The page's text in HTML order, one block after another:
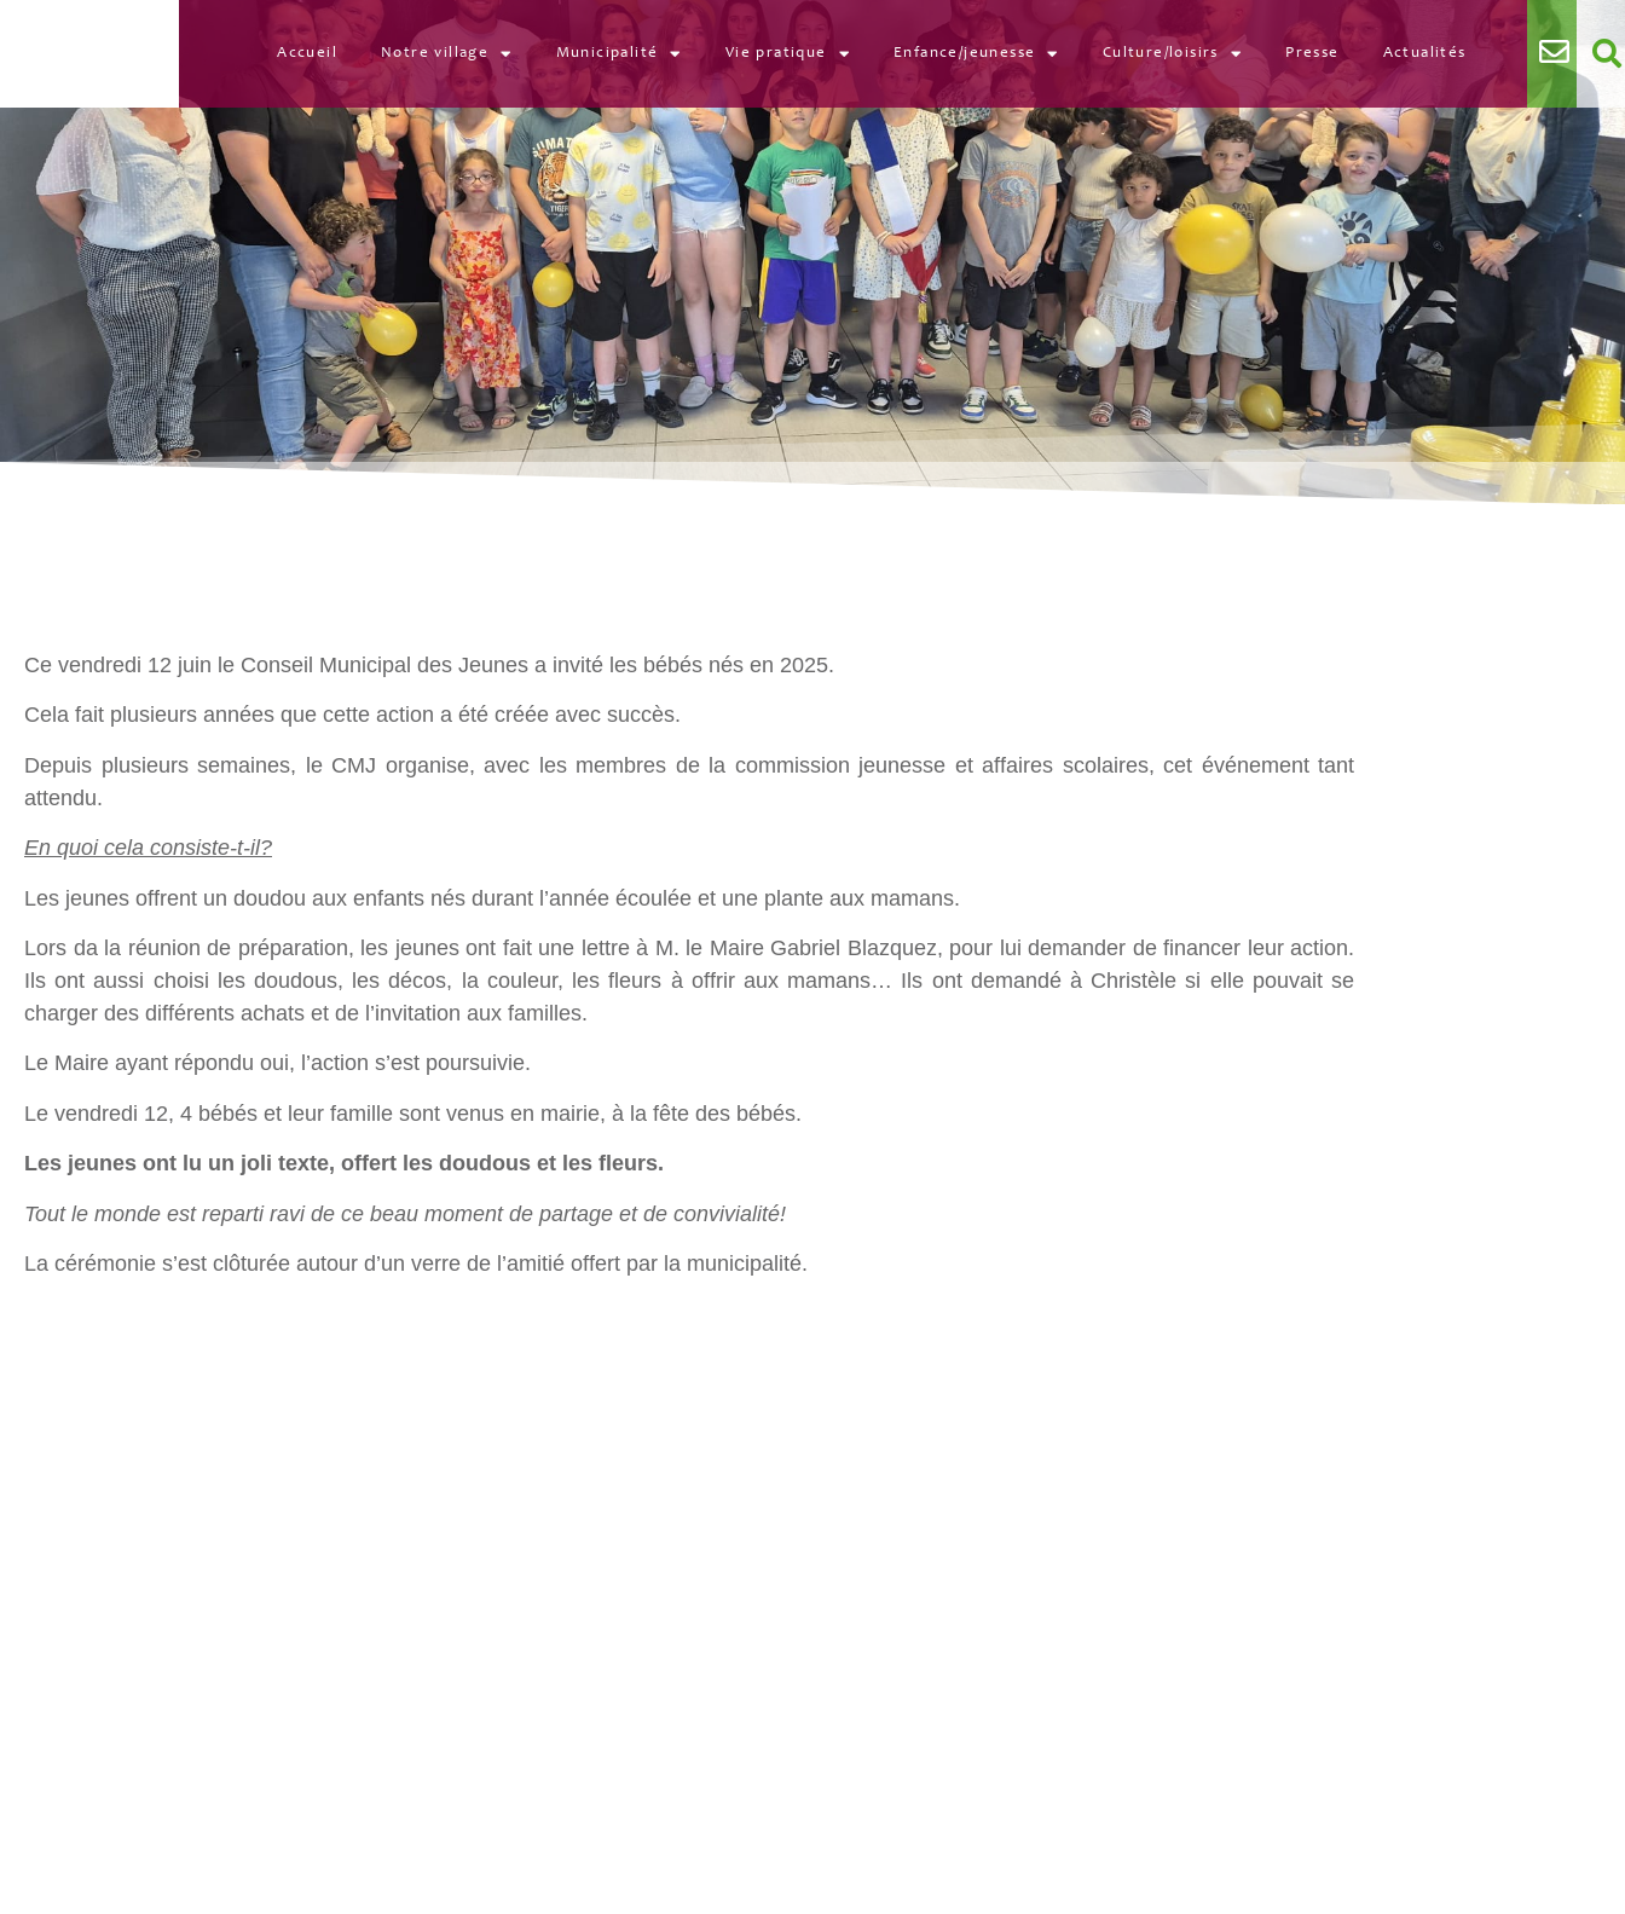
Accueil Notre village Municipalité Vie pratique Enfance/jeunesse Culture/loisirs Presse Actualités
Ce vendredi 12 juin le Conseil Municipal des Jeunes a invité les bébés nés en 2025.
Cela fait plusieurs années que cette action a été créée avec succès.
Depuis plusieurs semaines, le CMJ organise, avec les membres de la commission jeunesse et affaires scolaires, cet événement tant
attendu.
En quoi cela consiste-t-il?
Les jeunes offrent un doudou aux enfants nés durant l’année écoulée et une plante aux mamans.
Lors da la réunion de préparation, les jeunes ont fait une lettre à M. le Maire Gabriel Blazquez, pour lui demander de financer leur action.
Ils ont aussi choisi les doudous, les décos, la couleur, les fleurs à offrir aux mamans… Ils ont demandé à Christèle si elle pouvait se
charger des différents achats et de l’invitation aux familles.
Le Maire ayant répondu oui, l’action s’est poursuivie.
Le vendredi 12, 4 bébés et leur famille sont venus en mairie, à la fête des bébés.
Les jeunes ont lu un joli texte, offert les doudous et les fleurs.
Tout le monde est reparti ravi de ce beau moment de partage et de convivialité!
La cérémonie s’est clôturée autour d’un verre de l’amitié offert par la municipalité.